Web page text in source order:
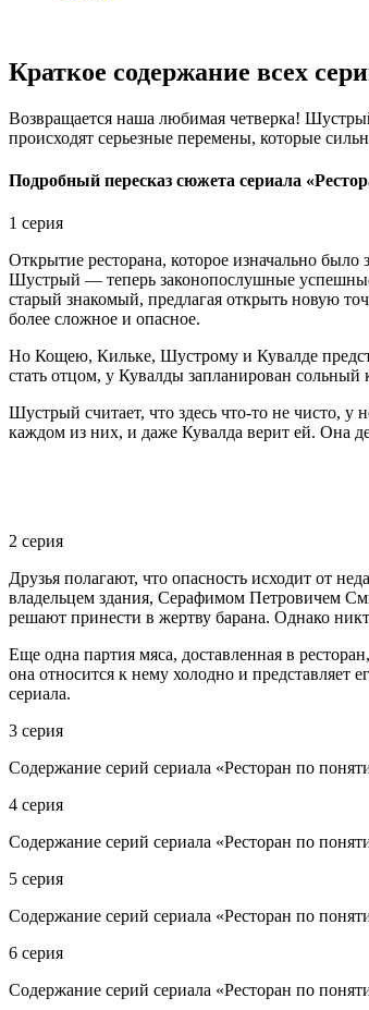
Краткое содержание всех
Возвращается наша любимая четверка!
происходят серьезные перемены, которые
Подробный пересказ сюжета сериала
1 серия
Открытие ресторана, которое изначально
Шустрый — теперь законопослушные
старый знакомый, предлагая открыть новую
более сложное и опасное.
Но Кощею, Кильке, Шустрому и Кувалде
стать отцом, у Кувалды запланирован
Шустрый считает, что здесь что-то не чисто,
каждом из них, и даже Кувалда верит ей. Она
2 серия
Друзья полагают, что опасность исходит от
владельцем здания, Серафимом Петровичем
решают принести в жертву барана. Однако
Еще одна партия мяса, доставленная в
она относится к нему холодно и
сериала.
3 серия
Содержание серий сериала «Ресторан по
4 серия
Содержание серий сериала «Ресторан по
5 серия
Содержание серий сериала «Ресторан по
6 серия
Содержание серий сериала «Ресторан по